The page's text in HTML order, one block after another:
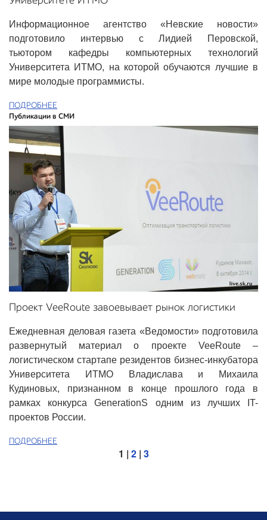
Информационное агентство «Невские новости»
подготовило интервью с Лидией Перовской,
тьютором кафедры компьютерных технологий
Университета ИТМО, на которой обучаются лучшие в
мире молодые программисты.
ПОДРОБНЕЕ
Публикации в СМИ
Проект VeeRoute завоевывает рынок логистики
Ежедневная деловая газета «Ведомости» подготовила
развернутый материал о проекте VeeRoute –
логистическом стартапе резидентов бизнес-инкубатора
Университета ИТМО Владислава и Михаила
Кудиновых, признанном в конце прошлого года в
рамках конкурса GenerationS одним из лучших IT-
проектов России.
ПОДРОБНЕЕ
1 | 2| 3